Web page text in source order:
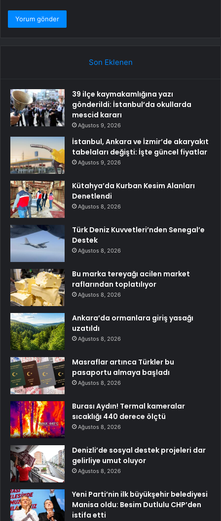
Son Eklenen
39 ilçe kaymakamlığına yazı
gönderildi: İstanbul’da okullarda
mescid kararı
Ağustos 9, 2026
İstanbul, Ankara ve İzmir’de akaryakıt
tabelaları değişti: İşte güncel fiyatlar
Ağustos 9, 2026
Kütahya’da Kurban Kesim Alanları
Denetlendi
Ağustos 8, 2026
Türk Deniz Kuvvetleri’nden Senegal’e
Destek
Ağustos 8, 2026
Bu marka tereyağı acilen market
raflarından toplatılıyor
Ağustos 8, 2026
Ankara’da ormanlara giriş yasağı
uzatıldı
Ağustos 8, 2026
Masraflar artınca Türkler bu
pasaportu almaya başladı
Ağustos 8, 2026
Burası Aydın! Termal kameralar
sıcaklığı 440 derece ölçtü
Ağustos 8, 2026
Denizli’de sosyal destek projeleri dar
gelirliye umut oluyor
Ağustos 8, 2026
Yeni Parti’nin ilk büyükşehir belediyesi
Manisa oldu: Besim Dutlulu CHP’den
istifa etti